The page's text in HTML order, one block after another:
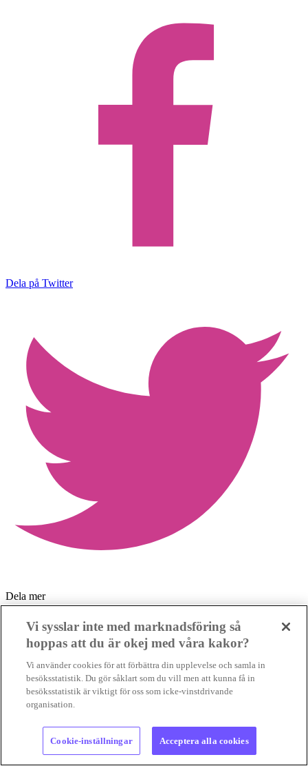
Dela på Twitter
Dela mer
Vi sysslar inte med marknadsföring så
hoppas att du är okej med våra kakor?
Vi använder cookies för att förbättra din upplevelse och samla in
besöksstatistik. Du gör såklart som du vill men att kunna få in
besöksstatistik är viktigt för oss som icke-vinstdrivande
organisation.
Cookie-inställningar Acceptera alla cookies